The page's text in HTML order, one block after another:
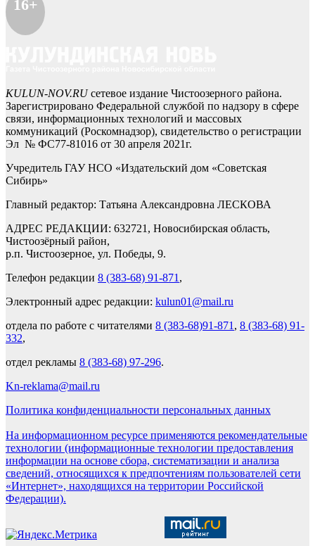
16+
KULUN-NOV.RUсетевое издание Чистоозерного района.
Зарегистрировано Федеральной службой по надзору в сфере
связи, информационных технологий и массовых
коммуникаций (Роскомнадзор), свидетельство о регистрации
Эл № ФС77-81016 от 30 апреля 2021г.
Учредитель ГАУ НСО «Издательский дом «Советская
Сибирь»
Главный редактор: Татьяна Александровна ЛЕСКОВА
АДРЕС РЕДАКЦИИ: 632721, Новосибирская область,
Чистоозёрный район,
р.п. Чистоозерное, ул. Победы, 9.
Телефон редакции 8 (383-68) 91-871 ,
Электронный адрес редакции: kulun01@mail.ru
отдела по работе с читателями 8 (383-68)91-871 , 8 (383-68) 91-
332,
отдел рекламы 8 (383-68) 97-296.
Kn-reklama@mail.ru
Политика конфиденциальности персональных данных
На информационном ресурсе применяются рекомендательные
технологии (информационные технологии предоставления
информации на основе сбора, систематизации и анализа
сведений, относящихся к предпочтениям пользователей сети
«Интернет», находящихся на территории Российской
Федерации).